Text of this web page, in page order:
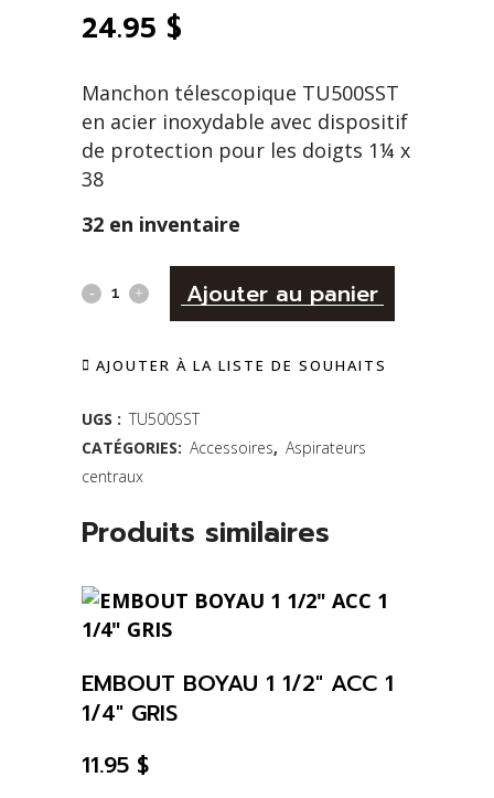
24.95 $
Manchon télescopique TU500SST
en acier inoxydable avec dispositif
de protection pour les doigts 1¼ x
38
32 en inventaire
Manchon
télescopique
acier
inoxydable
avec
de
pour
doigts
x
Ajouter au panier
AJOUTER À LA LISTE DE SOUHAITS
UGS : TU500SST
CATÉGORIES: Accessoires, Aspirateurs
centraux
Produits similaires
EMBOUT BOYAU 1 1/2″ ACC 1
1/4″ GRIS
11.95 $